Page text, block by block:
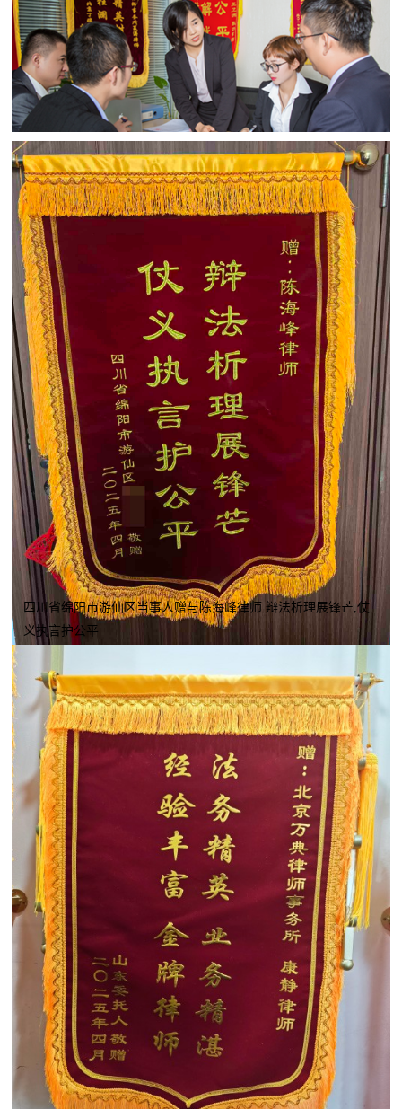
四川省绵阳市游仙区当事人赠与陈海峰律师 辩法析理展锋芒,仗
义执言护公平